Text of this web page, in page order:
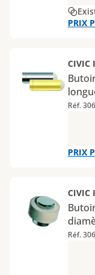
PRIX
CIVIC
Réf.
PRIX
CIVIC
Réf.